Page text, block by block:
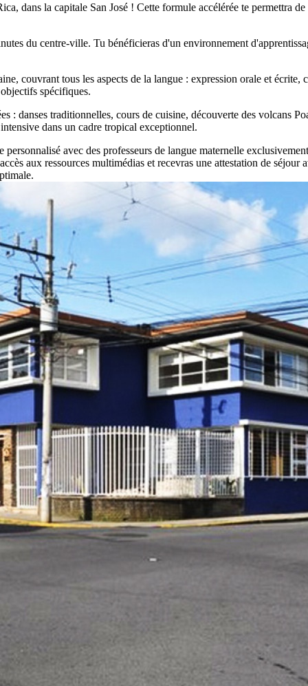
dans la capitale San José ! Cette formule accélérée te permettra
du centre-ville. Tu bénéficieras d'un environnement
couvrant tous les aspects de la langue : expression orale et
spécifiques.
: danses traditionnelles, cours de cuisine, découverte des volcans
dans un cadre tropical exceptionnel.
avec des professeurs de langue maternelle
aux ressources multimédias et recevras une attestation de